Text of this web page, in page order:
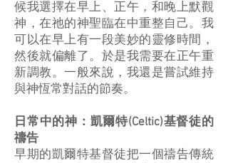
候我選擇在早上、正午，和晚上默觀
神，在祂的神聖臨在中重整自己。我
可以在早上有一段美妙的靈修時間，
然後就偏離了。於是我需要在正午重
新調教。一般來說，我還是嘗試維持
與神恆常對話的節奏。
日常中的神：凱爾特(Celtic)基督徒的
禱告
早期的凱爾特基督徒把一個禱告傳統